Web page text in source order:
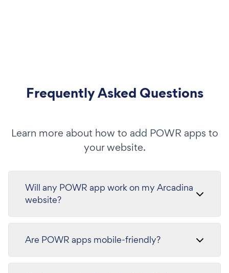
Frequently Asked Questions
Learn more about how to add POWR apps to
your website.
Will any POWR app work on my Arcadina
website?
Are POWR apps mobile-friendly?